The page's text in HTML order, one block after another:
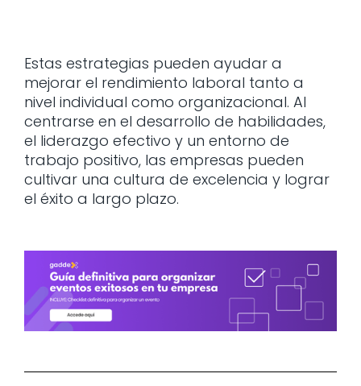
Estas estrategias pueden ayudar a
mejorar el rendimiento laboral tanto a
nivel individual como organizacional. Al
centrarse en el desarrollo de habilidades,
el liderazgo efectivo y un entorno de
trabajo positivo, las empresas pueden
cultivar una cultura de excelencia y lograr
el éxito a largo plazo.